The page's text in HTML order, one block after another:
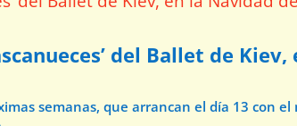
del Ballet de
semanas, que arrancan el día 13 con